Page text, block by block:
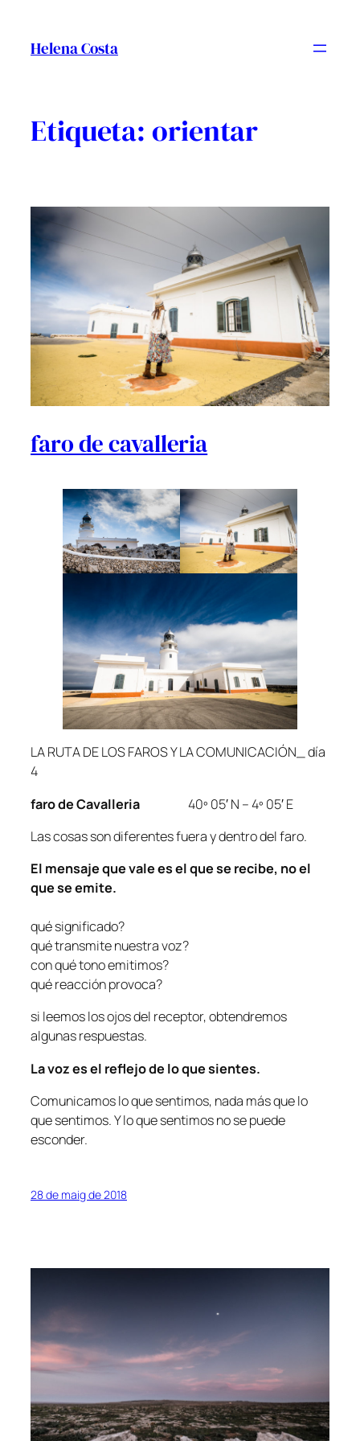
contingut
Helena Costa
Etiqueta: orientar
faro de cavalleria
LA RUTA DE LOS FAROS Y LA COMUNICACIÓN_ día
4
faro de Cavalleria 40º 05′ N – 4º 05′ E
Las cosas son diferentes fuera y dentro del faro.
El mensaje que vale es el que se recibe, no el
que se emite.
qué significado?
qué transmite nuestra voz?
con qué tono emitimos?
qué reacción provoca?
si leemos los ojos del receptor, obtendremos
algunas respuestas.
La voz es el reflejo de lo que sientes.
Comunicamos lo que sentimos, nada más que lo
que sentimos. Y lo que sentimos no se puede
esconder.
28 de maig de 2018